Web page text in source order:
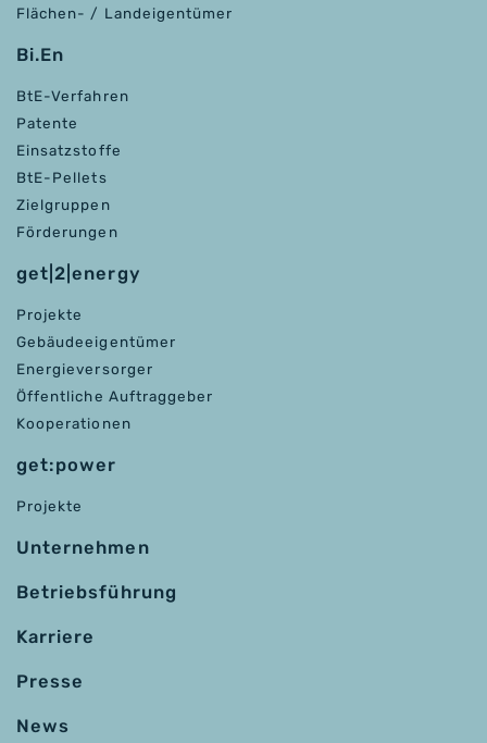
Flächen- / Landeigentümer
Bi.En
BtE-Verfahren
Patente
Einsatzstoffe
BtE-Pellets
Zielgruppen
Förderungen
get|2|energy
Projekte
Gebäudeeigentümer
Energieversorger
Öffentliche Auftraggeber
Kooperationen
get:power
Projekte
Unternehmen
Betriebsführung
Karriere
Presse
News